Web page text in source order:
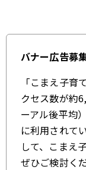
バナー広告募
「こまえ子
クセス数が約
ーアル後平均
に利用されて
して、こまえ
ぜひご検討く